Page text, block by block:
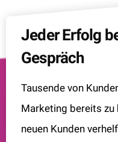
Jeder Erfolg
Gespräch
Tausende von
Marketing bereits zu
neuen Kunden